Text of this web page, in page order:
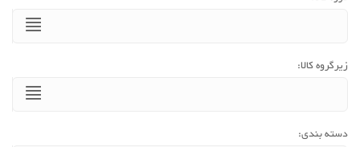
زیرگروه کالا:
دسته بندی: